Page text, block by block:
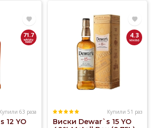
71.7
Купили 63 раза
12 YO
4.3
Купили 51 раз
Виски Dewar`s 15 YO